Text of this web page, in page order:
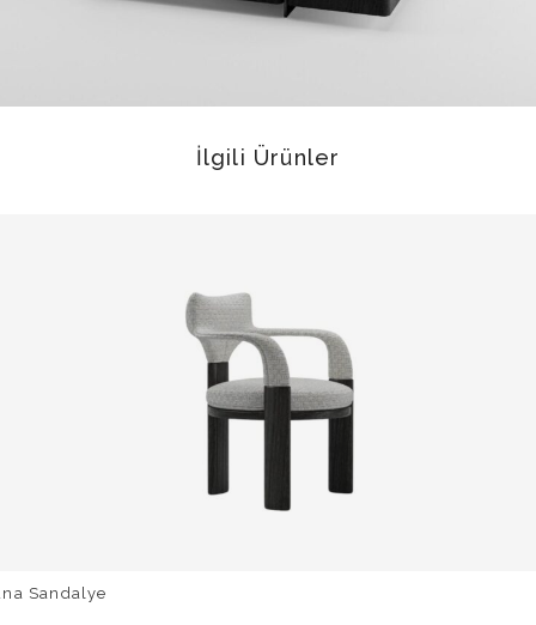
İlgili Ürünler
Sandalye